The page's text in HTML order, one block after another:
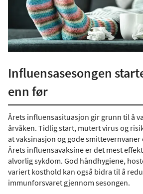
Influensasesongen
enn før
Årets influensasituasjon gir grunn til å
årvåken. Tidlig start, mutert virus og
at vaksinasjon og gode
Årets influensavaksine er det mest
alvorlig sykdom. God håndhygiene,
variert kosthold kan også bidra til å
immunforsvaret gjennom sesongen.